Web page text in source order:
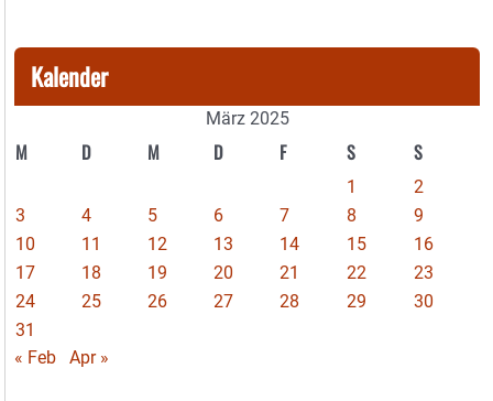
Kalender
März 2025
M D M D F S S
1
2
3
4 5 6 7 8
9
10
11 12 13 14 15
16
17
18 19 20 21 22
23
24
25 26 27 28 29
30
31
« Feb
Apr »